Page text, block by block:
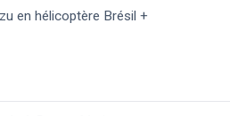
en hélicoptère Brésil +